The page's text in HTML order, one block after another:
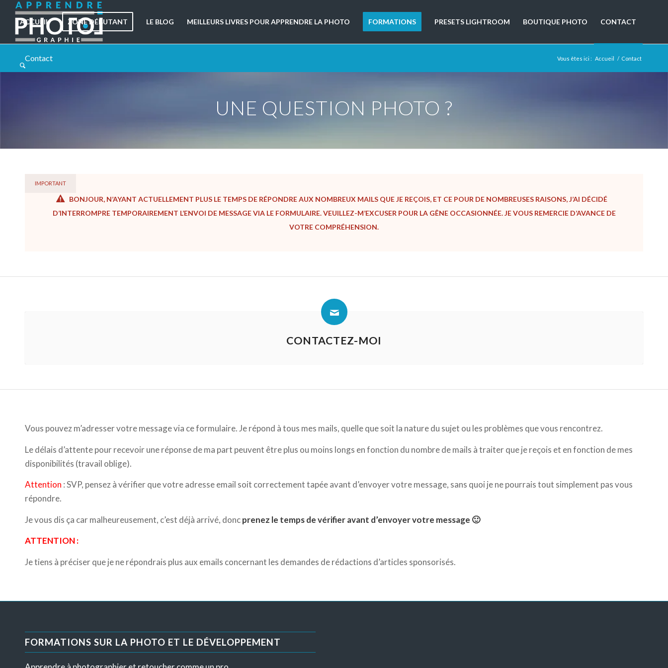
ACCUEIL ZONE DÉBUTANT LE BLOG MEILLEURS LIVRES POUR APPRENDRE LA PHOTO FORMATIONS PRESETS LIGHTROOM BOUTIQUE PHOTO CONTACT
Contact Vous êtes ici : Accueil / Contact
UNE QUESTION PHOTO ?
IMPORTANT
BONJOUR, N’AYANT ACTUELLEMENT PLUS LE TEMPS DE RÉPONDRE AUX NOMBREUX MAILS QUE JE REÇOIS, ET CE POUR DE NOMBREUSES RAISONS, J’AI DÉCIDÉ
D’INTERROMPRE TEMPORAIREMENT L’ENVOI DE MESSAGE VIA LE FORMULAIRE. VEUILLEZ-M’EXCUSER POUR LA GÊNE OCCASIONNÉE. JE VOUS REMERCIE D’AVANCE DE
VOTRE COMPRÉHENSION.
CONTACTEZ-MOI
Vous pouvez m’adresser votre message via ce formulaire. Je répond à tous mes mails, quelle que soit la nature du sujet ou les problèmes que vous rencontrez.
Le délais d’attente pour recevoir une réponse de ma part peuvent être plus ou moins longs en fonction du nombre de mails à traiter que je reçois et en fonction de mes
disponibilités (travail oblige).
Attention : SVP, pensez à vérifier que votre adresse email soit correctement tapée avant d’envoyer votre message, sans quoi je ne pourrais tout simplement pas vous
répondre.
Je vous dis ça car malheureusement, c’est déjà arrivé, doncprenez le temps de vérifier avant d’envoyer votre message 🙂
ATTENTION :
Je tiens à préciser que je ne répondrais plus aux emails concernant les demandes de rédactions d’articles sponsorisés.
FORMATIONS SUR LA PHOTO ET LE DÉVELOPPEMENT